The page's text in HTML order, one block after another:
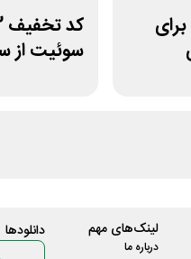
برای
سوئیت از
لینک‌های مهم
درباره ما
دانلود‌ها